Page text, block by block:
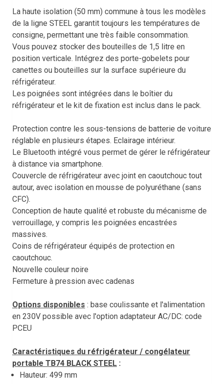
La haute isolation (50 mm) commune à tous les modèles
de la ligne STEEL garantit toujours les températures de
consigne, permettant une très faible consommation.
Vous pouvez stocker des bouteilles de 1,5 litre en
position verticale. Intégrez des porte-gobelets pour
canettes ou bouteilles sur la surface supérieure du
réfrigérateur.
Les poignées sont intégrées dans le boîtier du
réfrigérateur et le kit de fixation est inclus dans le pack.
Protection contre les sous-tensions de batterie de voiture
réglable en plusieurs étapes. Eclairage intérieur.
Le Bluetooth intégré vous permet de gérer le réfrigérateur
à distance via smartphone.
Couvercle de réfrigérateur avec joint en caoutchouc tout
autour, avec isolation en mousse de polyuréthane (sans
CFC).
Conception de haute qualité et robuste du mécanisme de
verrouillage, y compris les poignées encastrées
massives.
Coins de réfrigérateur équipés de protection en
caoutchouc.
Nouvelle couleur noire
Fermeture à pression avec cadenas
Options disponibles : base coulissante et l'alimentation
en 230V possible avec l'option adaptateur AC/DC: code
PCEU
Caractéristiques du réfrigérateur / congélateur
portable TB74 BLACK STEEL :
Hauteur: 499 mm